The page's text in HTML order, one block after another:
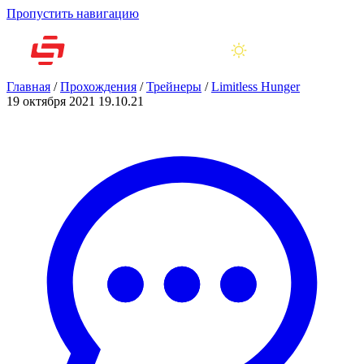
Пропустить навигацию
Главная /Прохождения /Трейнеры /Limitless Hunger
19 октября 2021 19.10.21